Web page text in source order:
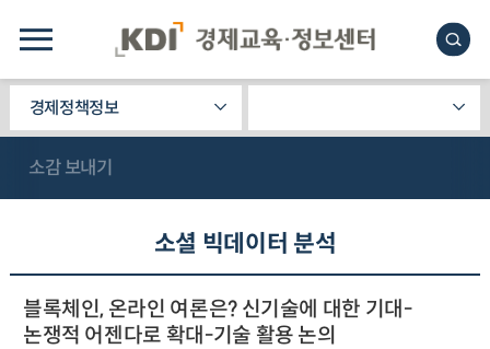
경제정책정보
소감 보내기
소셜 빅데이터 분석
블록체인, 온라인 여론은? 신기술에 대한 기대-
논쟁적 어젠다로 확대-기술 활용 논의